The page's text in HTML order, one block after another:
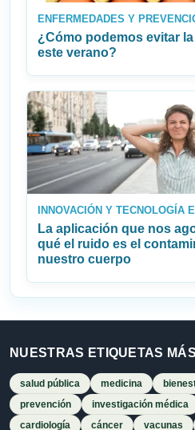
ENFERMEDADES Y
¿Cómo podemos evitar
este verano?
INNOVACIÓN Y TECNOLOGÍA
La aplicación que nos
qué el ruido es el
nuestro cuerpo
NUESTRAS ETIQUETAS
salud pública medicina
prevención
investigación médica
cardiología
cáncer vacunas